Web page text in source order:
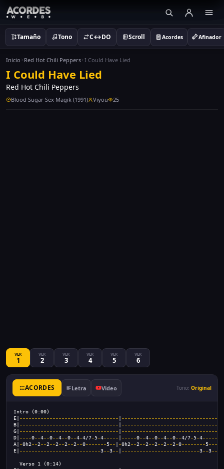
Tamaño Tono C↔DO Scroll Acordes Afinador
Inicio Red Hot Chili Peppers I Could Have Lied
I Could Have Lied
Red Hot Chili Peppers
Blood Sugar Sex Magik (1991) Viyou 25
VER
1
VER
2
VER
3
VER
4
VER
5
VER
6
ACORDES Letra Video Tono: Original
Intro (0:00)
E| ---------------------------------
B| ---------------------------------
G| ---------------------------------
D| ----0--4--0--4--0--4-4/7-5-4----- -----0--4--0--4--0--4/7-5-4
A| -0h2--2--2--2--2--2--0-------5-- -0h2--2--2--2--2--2-0--------5
E| ---------------------------3--3-- --------------------------3--3
Verso 1 (0:14)